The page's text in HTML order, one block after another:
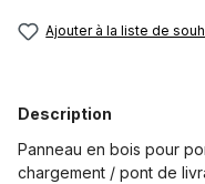
Ajouter à la liste de
Description
Panneau en bois pour
chargement / pont de